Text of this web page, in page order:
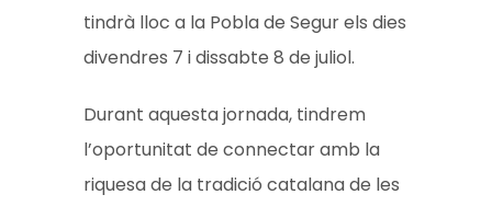
tindrà lloc a la Pobla de Segur els dies
divendres 7 i dissabte 8 de juliol.
Durant aquesta jornada, tindrem
l’oportunitat de connectar amb la
riquesa de la tradició catalana de les